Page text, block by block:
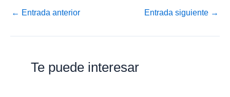
← Entrada anterior Entrada siguiente →
Te puede interesar